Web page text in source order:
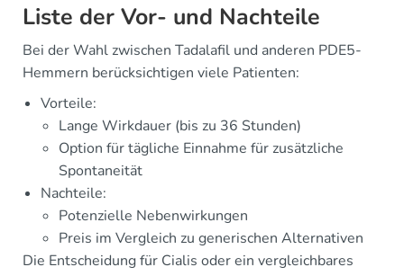
Liste der Vor- und Nachteile
Bei der Wahl zwischen Tadalafil und anderen PDE5-
Hemmern berücksichtigen viele Patienten:
Vorteile:
Lange Wirkdauer (bis zu 36 Stunden)
Option für tägliche Einnahme für zusätzliche
Spontaneität
Nachteile:
Potenzielle Nebenwirkungen
Preis im Vergleich zu generischen Alternativen
Die Entscheidung für Cialis oder ein vergleichbares